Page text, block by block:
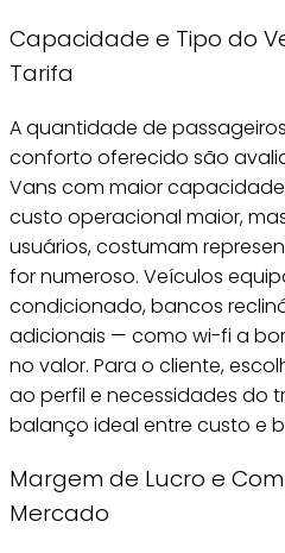
Capacidade e Tipo do
Tarifa
A quantidade de passageiros
conforto oferecido são
Vans com maior
custo operacional maior,
usuários, costumam
for numeroso. Veículos
condicionado, bancos
adicionais — como wi-fi a
no valor. Para o cliente,
ao perfil e necessidades do
balanço ideal entre custo e
Margem de Lucro e
Mercado